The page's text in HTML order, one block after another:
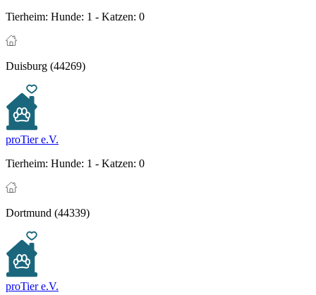
Tierheim: Hunde: 1 - Katzen: 0
Duisburg (44269)
proTier e.V.
Tierheim: Hunde: 1 - Katzen: 0
Dortmund (44339)
proTier e.V.